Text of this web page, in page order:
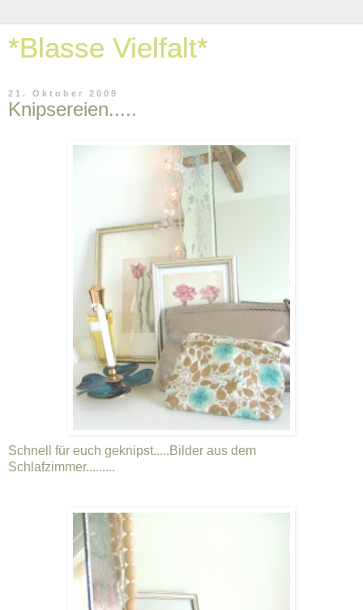
*Blasse Vielfalt*
21. Oktober 2009
Knipsereien.....
Schnell für euch geknipst.....Bilder aus dem
Schlafzimmer.........